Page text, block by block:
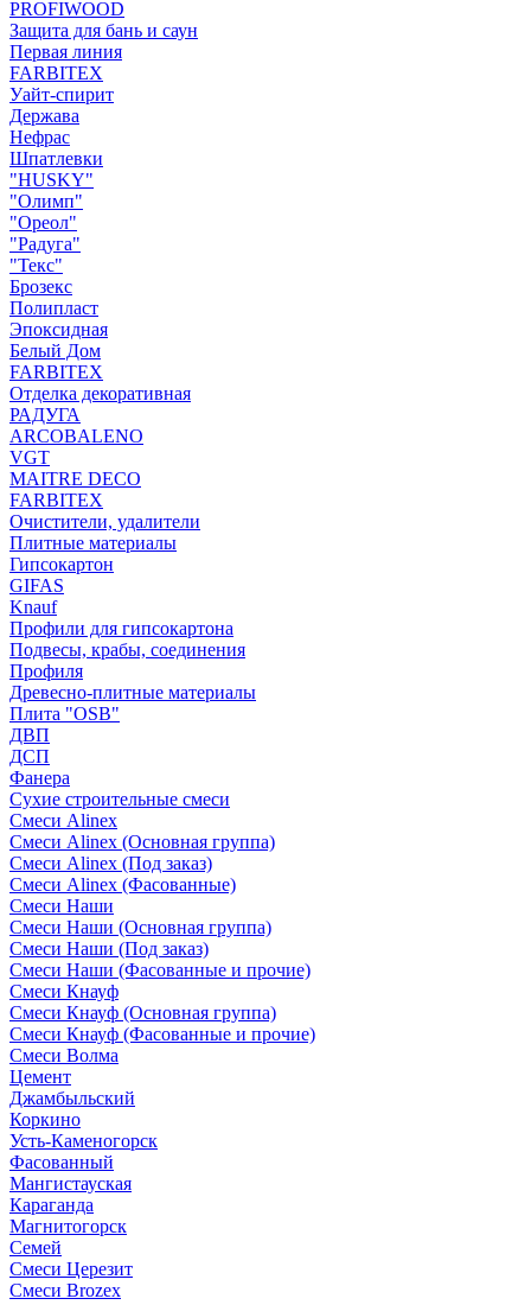
PROFIWOOD
Защита для бань и саун
Первая линия
FARBITEX
Уайт-спирит
Держава
Нефрас
Шпатлевки
"HUSKY"
"Олимп"
"Ореол"
"Радуга"
"Текс"
Брозекс
Полипласт
Эпоксидная
Белый Дом
FARBITEX
Отделка декоративная
РАДУГА
ARCOBALENO
VGT
MAITRE DECO
FARBITEX
Очистители, удалители
Плитные материалы
Гипсокартон
GIFAS
Knauf
Профили для гипсокартона
Подвесы, крабы, соединения
Профиля
Древесно-плитные материалы
Плита "OSB"
ДВП
ДСП
Фанера
Сухие строительные смеси
Смеси Alinex
Смеси Alinex (Основная группа)
Смеси Alinex (Под заказ)
Смеси Alinex (Фасованные)
Смеси Наши
Смеси Наши (Основная группа)
Смеси Наши (Под заказ)
Смеси Наши (Фасованные и прочие)
Смеси Кнауф
Смеси Кнауф (Основная группа)
Смеси Кнауф (Фасованные и прочие)
Смеси Волма
Цемент
Джамбыльский
Коркино
Усть-Каменогорск
Фасованный
Мангистауская
Караганда
Магнитогорск
Семей
Смеси Церезит
Смеси Brozex